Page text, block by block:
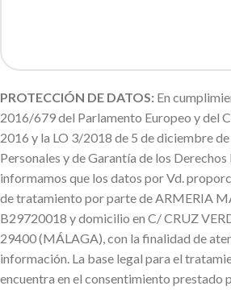
PROTECCIÓN DE DATOS: En
2016/679 del Parlamento Europeo y del
2016 y la LO 3/2018 de 5 de diciembre
Personales y de Garantía de los
informamos que los datos por Vd.
de tratamiento por parte de ARMERIA
B29720018 y domicilio en C/ CRUZ
29400 (MÁLAGA), con la finalidad de
información. La base legal para el
encuentra en el consentimiento prestado